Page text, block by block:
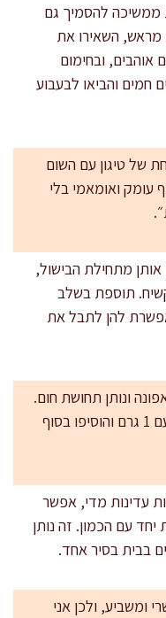
ממשיכה להסמיך גם
מראש, השאירו את
ובחימום
100–200 מ"ל מים חמים והביאו לבעבוע
של טיגון עם השום
עומק ואומאמי בלי
אותן מתחילת הבישול,
תוספת בשלב
להן לתבל את
ונותן תחושת חום.
אם אתם רגישים לכמון, התחילו עם 1 גרם והוסיפו בסוף
עדינות מדי, אפשר
יחד עם הכמון. זה נותן
בבית בסיר אחד.
ומשביע, ולכן אני